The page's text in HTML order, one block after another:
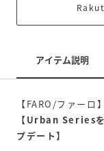
アイテム説明
【FARO/ファー
【Urban Series
プデート】